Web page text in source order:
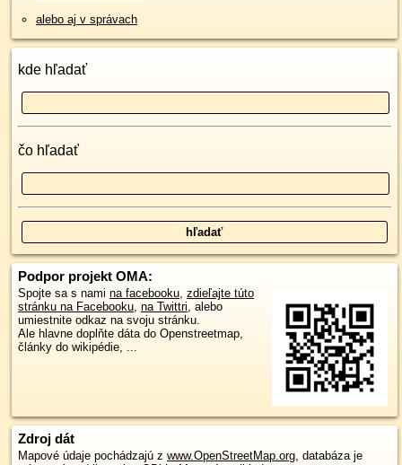
alebo aj v správach
kde hľadať
čo hľadať
Podpor projekt OMA:
Spojte sa s nami na facebooku, zdieľajte túto
stránku na Facebooku, na Twittri, alebo
umiestnite odkaz na svoju stránku.
Ale hlavne doplňte dáta do Openstreetmap,
články do wikipédie, ...
Zdroj dát
Mapové údaje pochádzajú z www.OpenStreetMap.org , databáza je